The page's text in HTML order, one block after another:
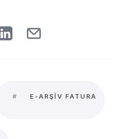
# E-ARŞIV FATURA